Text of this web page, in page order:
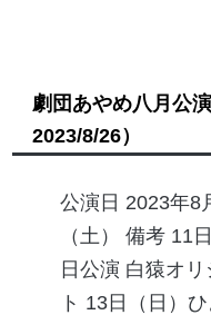
劇団あやめ八月公
2023/8/26）
公演日 2023年8
（土） 備考 11
日公演 白猿オ
ト 13日（日）